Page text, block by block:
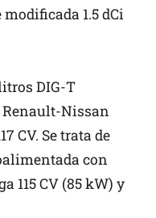
1.5 dCi
DIG-T
Nissan
CV. Se trata de
con
115 CV (85 kW) y